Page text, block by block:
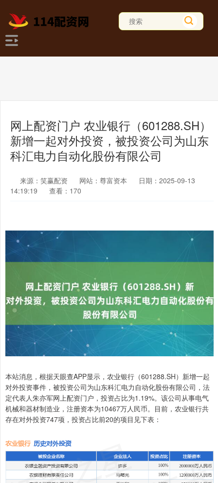
网上配资门户 农业银行（601288.SH）
新增一起对外投资，被投资公司为山东
科汇电力自动化股份有限公司
来源：笑赢配资 网站：尊富资本
日期：2025-09-13
14:19:19
查看：170
本站消息，根据天眼查APP显示，农业银行（601288.SH）新增一起
对外投资事件，被投资公司为山东科汇电力自动化股份有限公司，法
定代表人朱亦军网上配资门户，投资占比为1.19%。该公司从事电气
机械和器材制造业，注册资本为10467万人民币。目前，农业银行共
存在对外投资747项，投资占比前20的项目见下表：